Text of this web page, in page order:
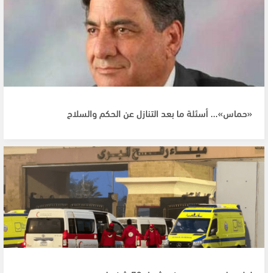
«حماس»... أسئلة ما بعد التنازل عن الحكم والسلاح